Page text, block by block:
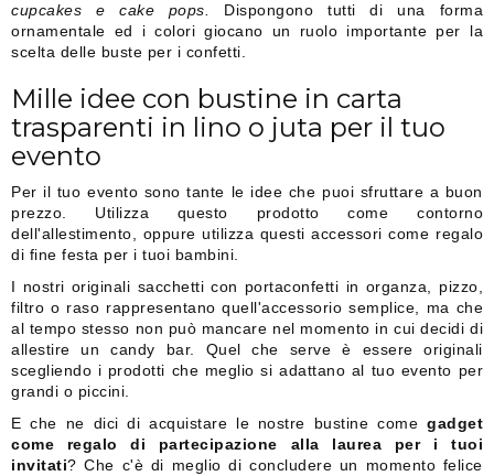
cupcakes e cake pops.
Dispongono tutti di una forma
ornamentale ed i colori giocano un ruolo importante per la
scelta delle buste per i confetti.
Mille idee con bustine in carta
trasparenti in lino o juta per il tuo
evento
Per il tuo evento sono tante le idee che puoi sfruttare a buon
prezzo. Utilizza questo prodotto come contorno
dell'allestimento, oppure utilizza questi accessori come regalo
di fine festa per i tuoi bambini.
I nostri originali sacchetti con portaconfetti in organza, pizzo,
filtro o raso rappresentano quell'accessorio semplice, ma che
al tempo stesso non può mancare nel momento in cui decidi di
allestire un candy bar. Quel che serve è essere originali
scegliendo i prodotti che meglio si adattano al tuo evento per
grandi o piccini.
E che ne dici di acquistare le nostre bustine come gadget
come regalo di partecipazione alla laurea per i tuoi
invitati? Che c'è di meglio di concludere un momento felice